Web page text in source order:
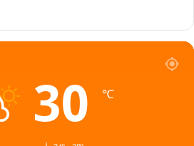
30 ℃